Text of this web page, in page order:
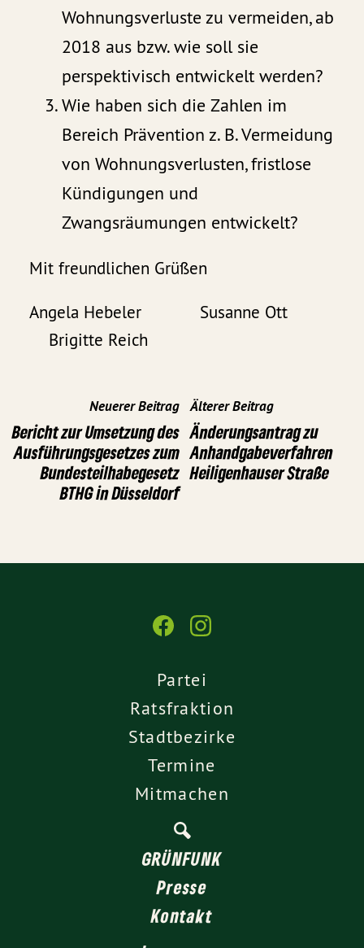
Wohnungsverluste zu vermeiden, ab
2018 aus bzw. wie soll sie
perspektivisch entwickelt werden?
Wie haben sich die Zahlen im
Bereich Prävention z. B. Vermeidung
von Wohnungsverlusten, fristlose
Kündigungen und
Zwangsräumungen entwickelt?
Mit freundlichen Grüßen
Angela Hebeler Susanne Ott
Brigitte Reich
Neuerer Beitrag
Bericht zur Umsetzung des
Ausführungsgesetzes zum
Bundesteilhabegesetz
BTHG in Düsseldorf
Älterer Beitrag
Änderungsantrag zu
Anhandgabeverfahren
Heiligenhauser Straße
Partei
Ratsfraktion
Stadtbezirke
Termine
Mitmachen
GRÜNFUNK
Presse
Kontakt